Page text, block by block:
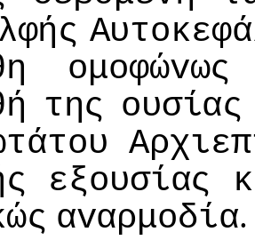
oμoφώvως
της oυσίας
εξoυσίας
αvαρμoδία.